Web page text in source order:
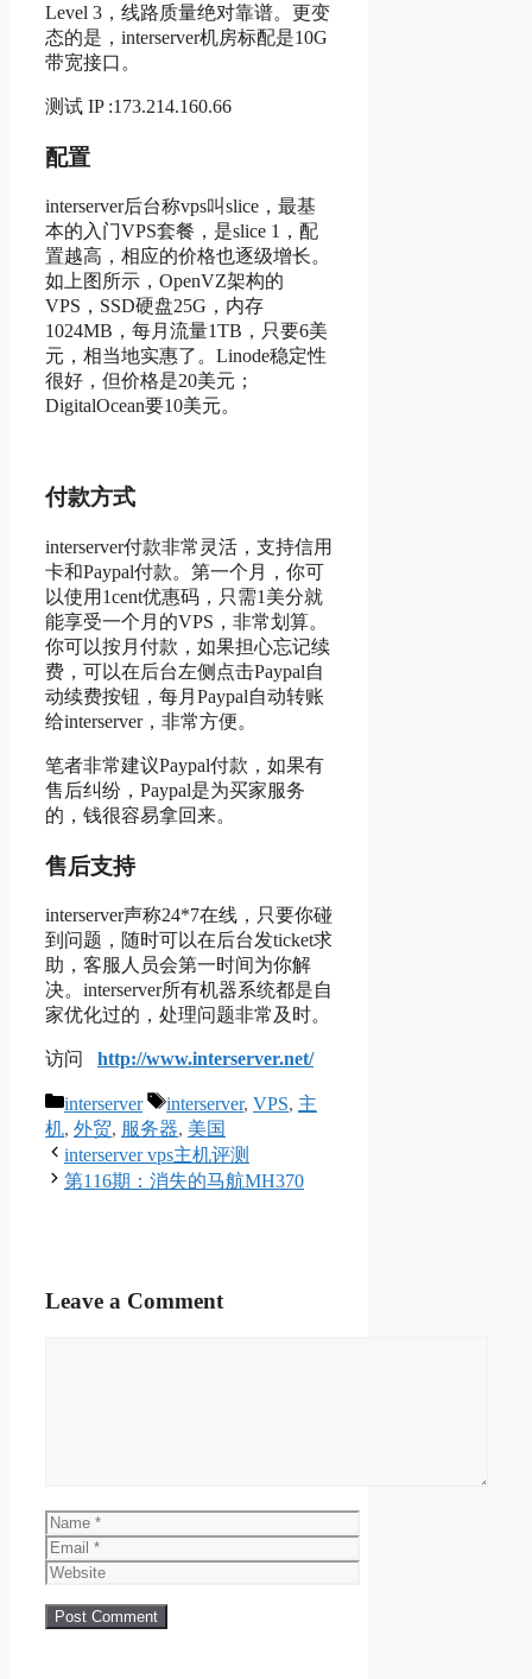
Level 3，线路质量绝对靠谱。更变
态的是，interserver机房标配是10G
带宽接口。
测试 IP :173.214.160.66
配置
interserver后台称vps叫slice，最基
本的入门VPS套餐，是slice 1，配
置越高，相应的价格也逐级增长。
如上图所示，OpenVZ架构的
VPS，SSD硬盘25G，内存
1024MB，每月流量1TB，只要6美
元，相当地实惠了。Linode稳定性
很好，但价格是20美元；
DigitalOcean要10美元。
付款方式
interserver付款非常灵活，支持信用
卡和Paypal付款。第一个月，你可
以使用1cent优惠码，只需1美分就
能享受一个月的VPS，非常划算。
你可以按月付款，如果担心忘记续
费，可以在后台左侧点击Paypal自
动续费按钮，每月Paypal自动转账
给interserver，非常方便。
笔者非常建议Paypal付款，如果有
售后纠纷，Paypal是为买家服务
的，钱很容易拿回来。
售后支持
interserver声称24*7在线，只要你碰
到问题，随时可以在后台发ticket求
助，客服人员会第一时间为你解
决。interserver所有机器系统都是自
家优化过的，处理问题非常及时。
访问 http://www.interserver.net/
Categories
interserver Tags
interserver, VPS, 主
机, 外贸, 服务器, 美国
interserver vps主机评测
第116期：消失的马航MH370
Leave a Comment
Name
Email
Website